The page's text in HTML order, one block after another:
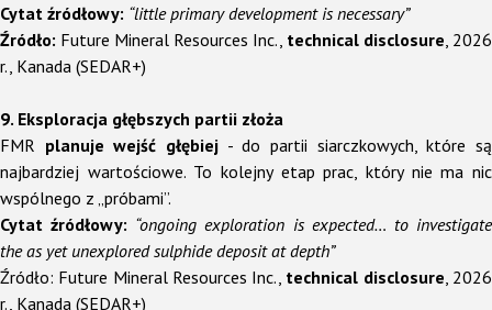
Cytat źródłowy: “little primary development is necessary”
Źródło: Future Mineral Resources Inc., technical disclosure, 2026
r., Kanada (SEDAR+)
9. Eksploracja głębszych partii złoża
FMR planuje wejść głębiej - do partii siarczkowych, które są
najbardziej wartościowe. To kolejny etap prac, który nie ma nic
wspólnego z „próbami”.
Cytat źródłowy: “ongoing exploration is expected… to investigate
the as yet unexplored sulphide deposit at depth”
Źródło: Future Mineral Resources Inc., technical disclosure, 2026
r., Kanada (SEDAR+)